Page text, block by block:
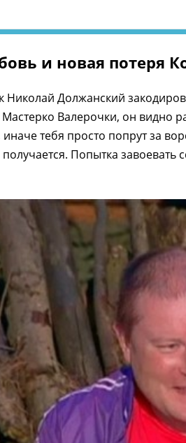
и новая потеря
Николай Должанский
Валерочки, он видно
тебя просто попрут за
Попытка